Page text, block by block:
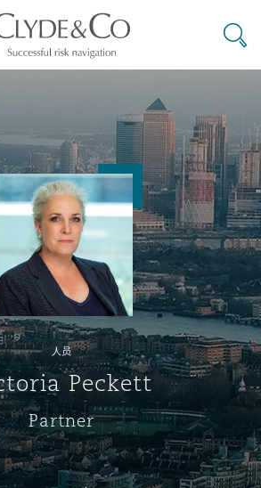
Business Jets
Carrier Liability
Commerical Dispute
Debt Recovery
Emergency Response & Crisis
Management
商业
公司
企业、商业与合规保险
数据保护与隐私权
劳动、养老金和移民n
Commercial Arbitration
Commercial Disputes
Commercial Litigation
Energy & Natural Resources
Marine
Trade & Commodities
Bermuda Form
Casualty
Corporate, Commercial &
Insurance
Cyber Risk
Employers' & Public Liability
Construction Disputes
环境保护法
基础设施
PPP/PFI
Public Procurement
Anti-Bribery & Corruption
Compliance
External Investigations
Financial Services
Fraud & White-Collar Crime
解锁智能索赔新模式
搜寻
人员
Peckett
Partner